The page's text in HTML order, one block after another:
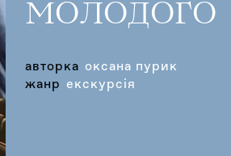
МОЛОДОГО
авторка оксана пурик
жанр екскурсія